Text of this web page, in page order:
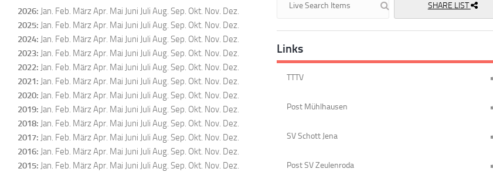
2026: Jan. Feb. MärzApr. Mai Juni Juli Aug. Sep. Okt. Nov. Dez.
2025: Jan. Feb. MärzApr. Mai Juni Juli Aug. Sep. Okt. Nov. Dez.
2024: Jan. Feb. MärzApr. Mai Juni Juli Aug. Sep. Okt. Nov. Dez.
2023: Jan. Feb. MärzApr. Mai Juni Juli Aug. Sep. Okt. Nov. Dez.
2022: Jan. Feb. MärzApr. Mai Juni Juli Aug. Sep. Okt. Nov. Dez.
2021: Jan. Feb. MärzApr. Mai Juni Juli Aug. Sep. Okt. Nov. Dez.
2020: Jan. Feb. MärzApr. Mai Juni Juli Aug. Sep. Okt. Nov. Dez.
2019: Jan. Feb. MärzApr. Mai Juni Juli Aug. Sep. Okt. Nov. Dez.
2018: Jan. Feb. MärzApr. Mai Juni Juli Aug. Sep. Okt. Nov. Dez.
2017: Jan. Feb. MärzApr. Mai Juni Juli Aug. Sep. Okt. Nov. Dez.
2016: Jan. Feb. MärzApr. Mai Juni Juli Aug. Sep. Okt. Nov. Dez.
2015: Jan. Feb. MärzApr. Mai Juni Juli Aug. Sep. Okt. Nov. Dez.
SHARE LIST
Links
TTTV
Post Mühlhausen
SV Schott Jena
Post SV Zeulenroda